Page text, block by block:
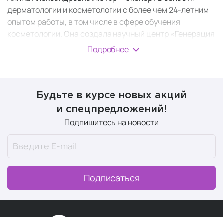
дерматологии и косметологии с более чем 24-летним
опытом работы, в том числе в сфере обучения
косметологии. Она создала научный центр «Генерация
красоты» и разработалабренд косметики FORMULA
средств,подходящих для всех типов кожи и
отвечающих ее основным потребностям. В состав этих
средств входят компоненты, специально
чувствительной, проблемной, возрастной, отечной и
Косметические линейки
Подробнее
Будьте в курсе новых акций
и спецпредложений!
Подпишитесь на новости
Подписаться